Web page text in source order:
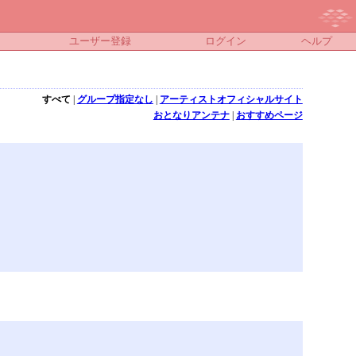
ユーザー登録 ログイン ヘルプ
すべて グループ指定なし
アーティストオフィシャルサイト
おとなりアンテナ| おすすめページ